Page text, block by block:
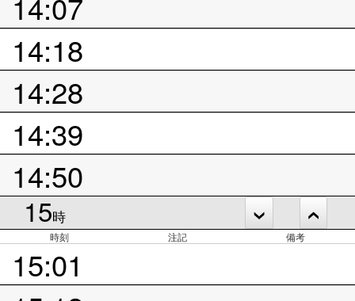
14:18
14:28
14:39
14:50
15時
時刻 注記 備考
15:01